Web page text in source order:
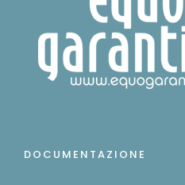
DOCUMENTAZIONE